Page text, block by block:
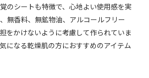
のシートも特徴で、心地よい使用感を実
無香料、無鉱物油、アルコールフリー
をかけないように考慮して作られていま
になる乾燥肌の方におすすめのアイテム